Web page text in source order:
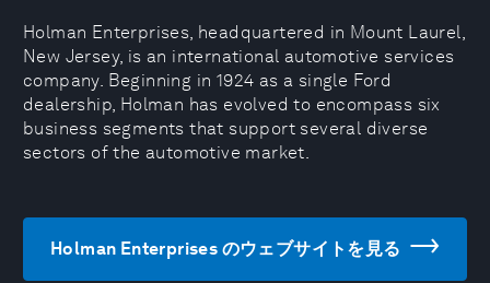
Holman Enterprises, headquartered in Mount Laurel,
New Jersey, is an international automotive services
company. Beginning in 1924 as a single Ford
dealership, Holman has evolved to encompass six
business segments that support several diverse
sectors of the automotive market.
Holman Enterprises のウェブサイトを見る